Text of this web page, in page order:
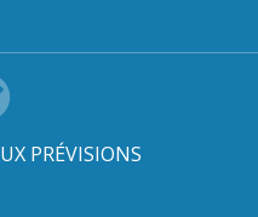
PRÉVISIONS